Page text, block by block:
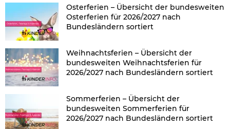
Osterferien – Übersicht der bundesweiten
Osterferien für 2026/2027 nach
Bundesländern sortiert
Weihnachtsferien – Übersicht der
bundesweiten Weihnachtsferien für
2026/2027 nach Bundesländern sortiert
Sommerferien – Übersicht der
bundesweiten Sommerferien für
2026/2027 nach Bundesländern sortiert